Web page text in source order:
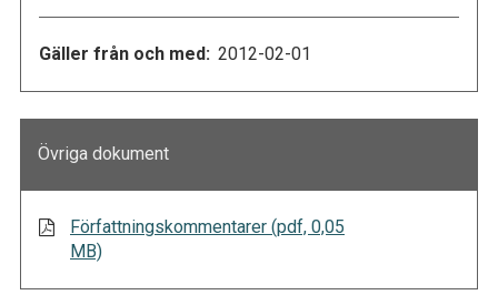
Gäller från och med: 2012-02-01
Övriga dokument
Författningskommentarer (pdf, 0,05
MB)